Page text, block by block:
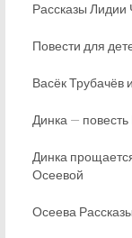
Рассказы Лидии
Повести для
Васёк Трубачёв
Динка —
Динка
Осеевой
Осеева